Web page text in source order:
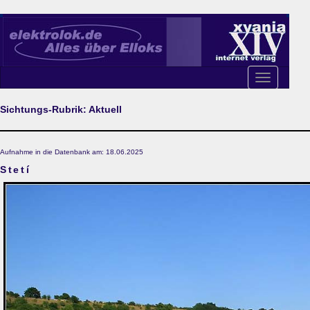
Toggle
navigation
Sichtungs-Rubrik: Aktuell
Aufnahme in die Datenbank am: 18.06.2025
Stetí